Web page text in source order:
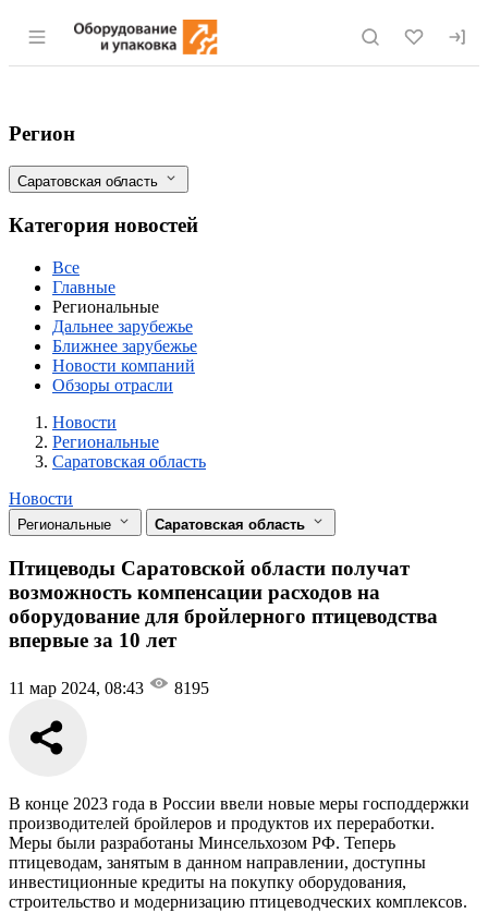
Раздел навигации по сайту eqinfo.ru
Птицеводы Саратовской области
Фильтры
Регион
Саратовская область
Категория новостей
Все
Главные
Региональные
Дальнее зарубежье
Ближнее зарубежье
Новости компаний
Обзоры отрасли
Новости
Разделы
Новости
Региональные
Саратовская область
Новости
Региональные Саратовская область
Птицеводы Саратовской области получат
возможность компенсации расходов на
оборудование для бройлерного птицеводства
впервые за 10 лет
11 мар 2024, 08:43 8195
В конце 2023 года в России ввели новые меры господдержки
производителей бройлеров и продуктов их переработки.
Меры были разработаны Минсельхозом РФ. Теперь
птицеводам, занятым в данном направлении, доступны
инвестиционные кредиты на покупку оборудования,
строительство и модернизацию птицеводческих комплексов.